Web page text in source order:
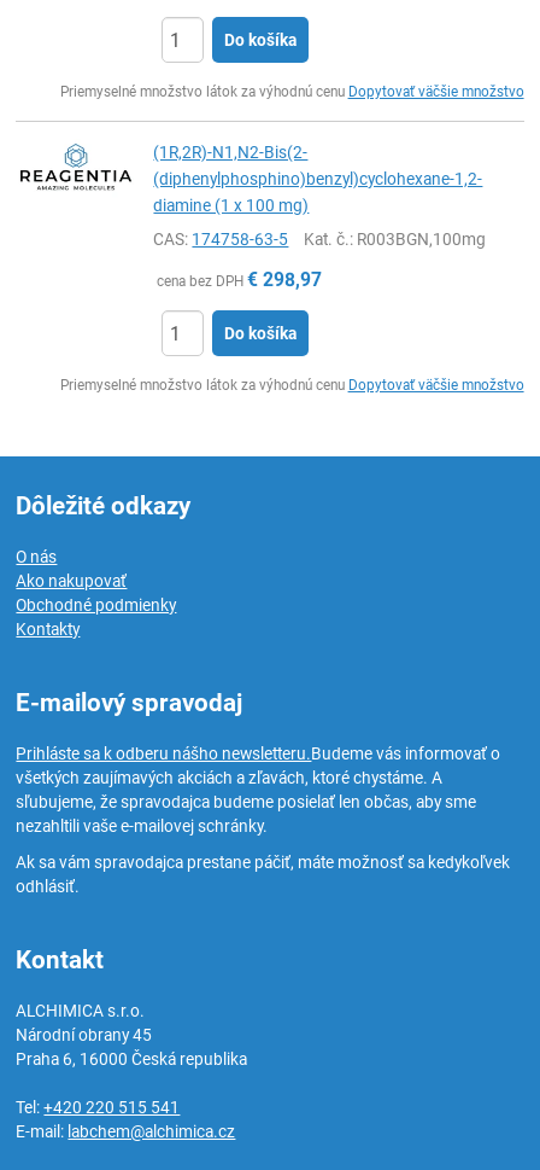
Do košíka
Priemyselné množstvo látok za výhodnú cenu Dopytovať väčšie množstvo
(1R,2R)-N1,N2-Bis(2-
(diphenylphosphino)benzyl)cyclohexane-1,2-
diamine (1 x 100 mg)
CAS: 174758-63-5 Kat. č.: R003BGN,100mg
cena bez DPH € 298,97
Do košíka
Priemyselné množstvo látok za výhodnú cenu Dopytovať väčšie množstvo
Dôležité odkazy
O nás
Ako nakupovať
Obchodné podmienky
Kontakty
E-mailový spravodaj
Prihláste sa k odberu nášho newsletteru.Budeme vás informovať o
všetkých zaujímavých akciách a zľavách, ktoré chystáme. A
sľubujeme, že spravodajca budeme posielať len občas, aby sme
nezahltili vaše e-mailovej schránky.
Ak sa vám spravodajca prestane páčiť, máte možnosť sa kedykoľvek
odhlásiť.
Kontakt
ALCHIMICA s.r.o.
Národní obrany 45
Praha 6, 16000Česká republika
Tel:+420 220 515 541
E-mail: labchem@alchimica.cz